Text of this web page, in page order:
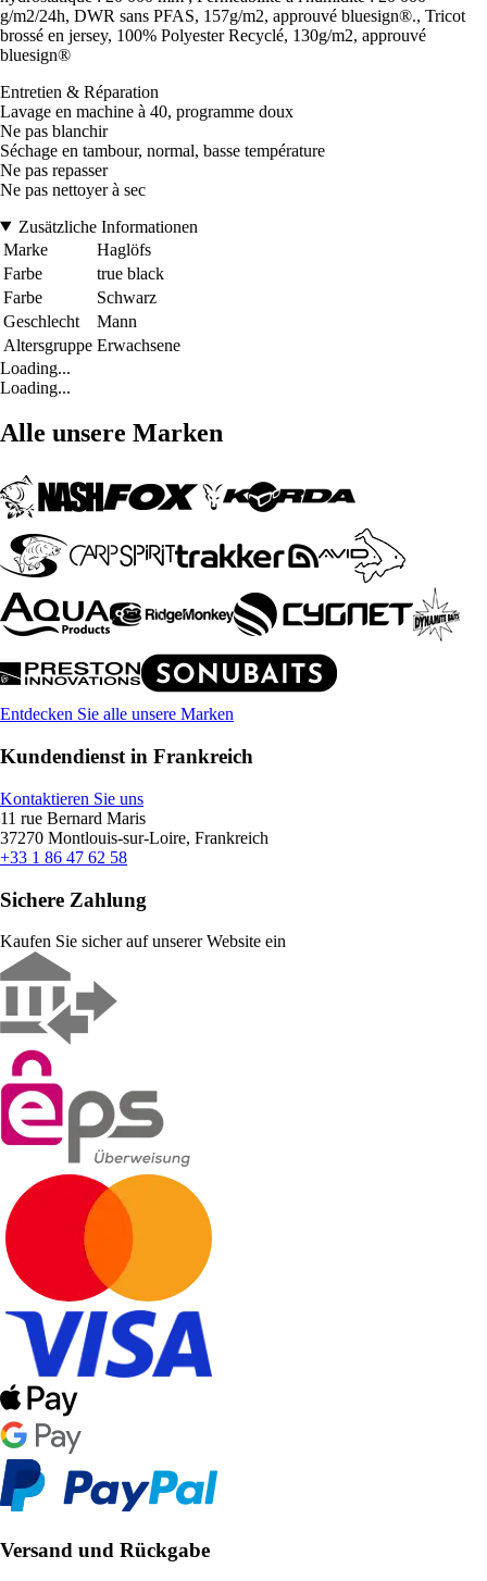
g/m2/24h, DWR sans PFAS, 157g/m2, approuvé bluesign®., Tricot
brossé en jersey, 100% Polyester Recyclé, 130g/m2, approuvé
bluesign®
Entretien & Réparation
Lavage en machine à 40, programme doux
Ne pas blanchir
Séchage en tambour, normal, basse température
Ne pas repasser
Ne pas nettoyer à sec
Zusätzliche Informationen
Marke
Haglöfs
Farbe
true black
Farbe
Schwarz
Geschlecht
Mann
Altersgruppe Erwachsene
Loading...
Loading...
Alle unsere Marken
Entdecken Sie alle unsere Marken
Kundendienst in Frankreich
Kontaktieren Sie uns
11 rue Bernard Maris
37270 Montlouis-sur-Loire, Frankreich
+33 1 86 47 62 58
Sichere Zahlung
Kaufen Sie sicher auf unserer Website ein
Versand und Rückgabe